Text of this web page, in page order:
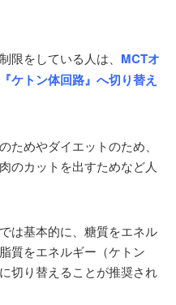
限をしている人は、 MCTオ
ケトン体回路』へ切り替え
ためやダイエットのため、
のカットを出すためなど人
は基本的に、糖質をエネル
質をエネルギー（ケトン
切り替えることが推奨され